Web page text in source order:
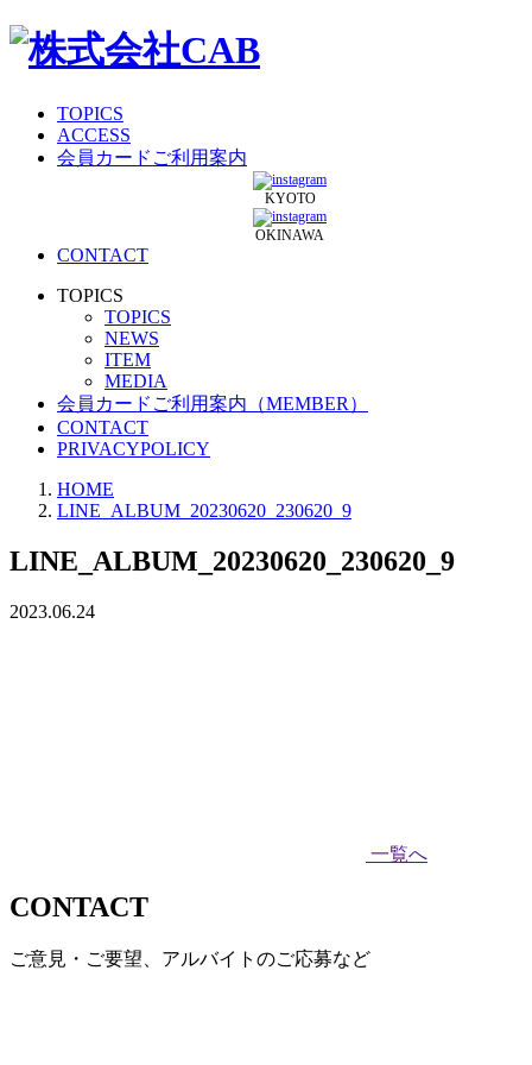
TOPICS
ACCESS
会員カードご利用案内
KYOTO
OKINAWA
CONTACT
TOPICS
TOPICS
NEWS
ITEM
MEDIA
会員カードご利用案内（MEMBER）
CONTACT
PRIVACYPOLICY
HOME
LINE_ALBUM_20230620_230620_9
LINE_ALBUM_20230620_230620_9
2023.06.24
一覧へ
CONTACT
ご意見・ご要望、アルバイトのご応募など